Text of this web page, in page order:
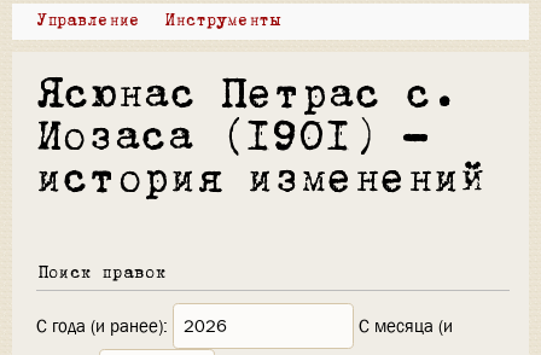
Управление Инструменты
Ясюнас Петрас с.
Иозаса (1901) —
история изменений
Поиск правок
С года (и ранее):
С месяца (и